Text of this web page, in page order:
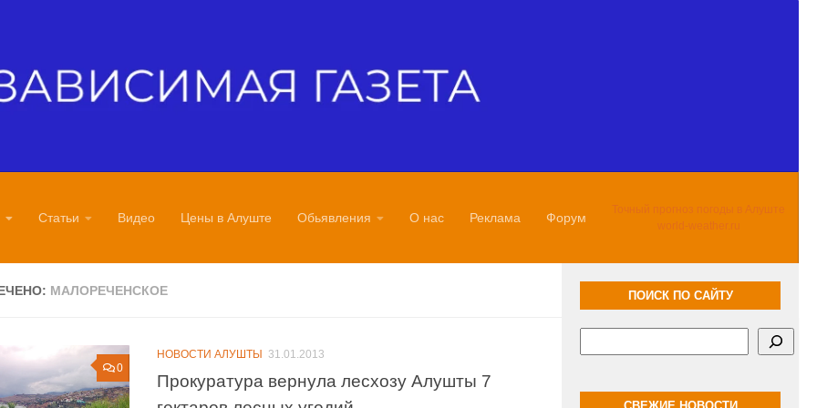
Статьи Видео Цены в Алуште Обьявления О нас Реклама Форум
Точный прогноз погоды в Алуште
world-weather.ru
МАЛОРЕЧЕНСКОЕ
0
НОВОСТИ АЛУШТЫ 31.01.2013
Прокуратура вернула лесхозу Алушты 7
ПОИСК ПО САЙТУ